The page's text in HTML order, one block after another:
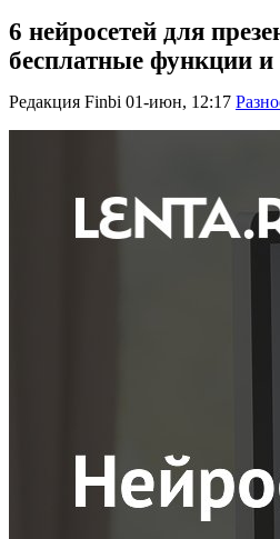
6 нейросетей для
бесплатные функции
Редакция Finbi 01-июн, 12:17